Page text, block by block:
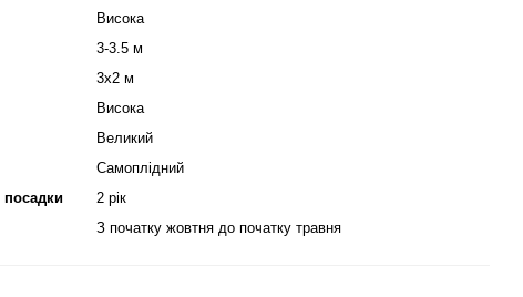
Висока
3-3.5 м
3х2 м
Висока
Великий
Самоплідний
посадки
2 рік
З початку жовтня до початку травня